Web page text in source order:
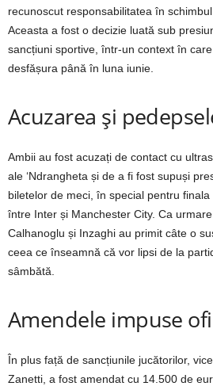
recunoscut responsabilitatea în
Aceasta a fost o decizie luată sub
sancțiuni sportive, într-un context în
desfășura până în luna iunie.
Acuzarea și
Ambii au fost acuzați de contact cu
ale ‘Ndrangheta și de a fi fost supuși
biletelor de meci, în special pentru finala
între Inter și Manchester City. Ca
Calhanoglu și Inzaghi au primit câte o
ceea ce înseamnă că vor lipsi de la
sâmbătă.
Amendele impuse
În plus față de sancțiunile jucătorilor,
Zanetti, a fost amendat cu 14.500 de